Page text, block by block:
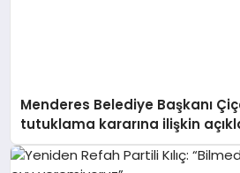
Menderes Belediye Başkanı
tutuklama kararına ilişkin